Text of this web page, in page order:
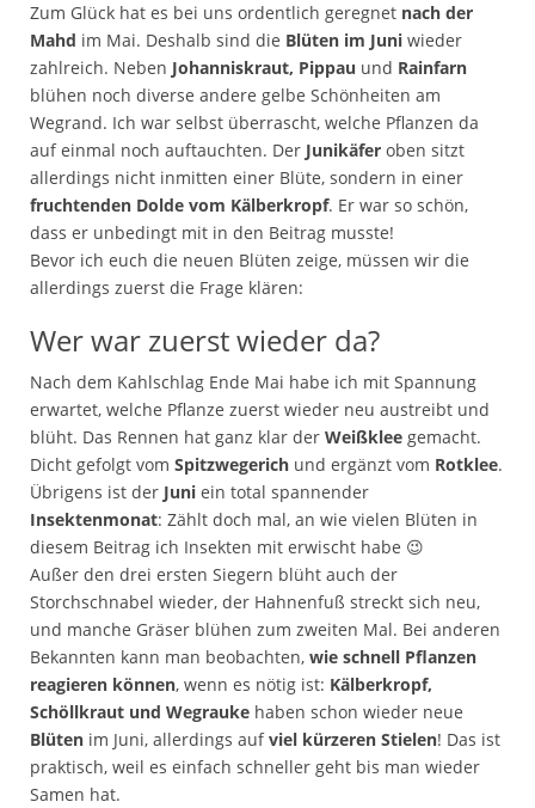
Zum Glück hat es bei uns ordentlich geregnet nach der
Mahd im Mai. Deshalb sind die Blüten im Juni wieder
zahlreich. Neben Johanniskraut, Pippau und Rainfarn
blühen noch diverse andere gelbe Schönheiten am
Wegrand. Ich war selbst überrascht, welche Pflanzen da
auf einmal noch auftauchten. Der Junikäfer oben sitzt
allerdings nicht inmitten einer Blüte, sondern in einer
fruchtenden Dolde vom Kälberkropf. Er war so schön,
dass er unbedingt mit in den Beitrag musste!
Bevor ich euch die neuen Blüten zeige, müssen wir die
allerdings zuerst die Frage klären:
Wer war zuerst wieder da?
Nach dem Kahlschlag Ende Mai habe ich mit Spannung
erwartet, welche Pflanze zuerst wieder neu austreibt und
blüht. Das Rennen hat ganz klar der Weißklee gemacht.
Dicht gefolgt vom Spitzwegerich und ergänzt vom Rotklee.
Übrigens ist der Juni ein total spannender
Insektenmonat: Zählt doch mal, an wie vielen Blüten in
diesem Beitrag ich Insekten mit erwischt habe 😉
Außer den drei ersten Siegern blüht auch der
Storchschnabel wieder, der Hahnenfuß streckt sich neu,
und manche Gräser blühen zum zweiten Mal. Bei anderen
Bekannten kann man beobachten, wie schnell Pflanzen
reagieren können, wenn es nötig ist: Kälberkropf,
Schöllkraut und Wegrauke haben schon wieder neue
Blüten im Juni, allerdings aufviel kürzeren Stielen! Das ist
praktisch, weil es einfach schneller geht bis man wieder
Samen hat.